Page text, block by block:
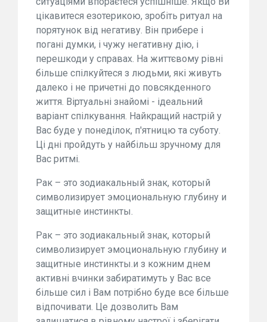
цікавитеся езотерикою, зробіть ритуал на
порятунок від негативу. Він прибере і
погані думки, і чужу негативну дію, і
перешкоди у справах. На життєвому рівні
більше спілкуйтеся з людьми, які живуть
далеко і не причетні до повсякденного
життя. Віртуальні знайомі - ідеальний
варіант спілкування. Найкращий настрій у
Вас буде у понеділок, п'ятницю та суботу.
Ці дні пройдуть у найбільш зручному для
Вас ритмі.
Рак – это зодиакальный знак, который
символизирует эмоциональную глубину и
защитные инстинкты.
Рак – это зодиакальный знак, который
символизирует эмоциональную глубину и
защитные инстинкты.и з кожним днем
активні вчинки забиратимуть у Вас все
більше сил і Вам потрібно буде все більше
відпочивати. Це дозволить Вам